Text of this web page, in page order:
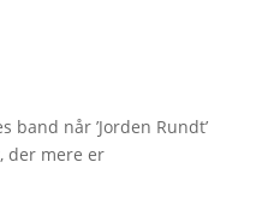
når ’Jorden Rundt’
der mere er